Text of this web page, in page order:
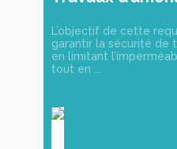
L’objectif de cette
garantir la sécurité de
en limitant
tout en ...